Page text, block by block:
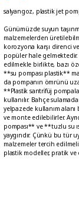
salyangoz, plastik jet
Günümüzde suyun
malzemelerden
korozyona karşı direnci
popüler hale gelmektedir.
edilmekle birlikte, bazı
**su pompası plastik**
da pompanın ömrünü
**Plasti̇k santri̇füj
kullanılır. Bahçe
yelpazede kullanım
ve monte edilebilirler.
pompası** ve **tuzlu su
yaygındır. Çünkü bu tür
malzemeler tercih
plastik modeller, pratik